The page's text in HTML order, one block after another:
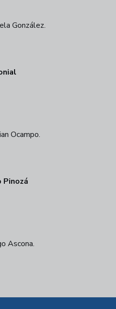
González.
Ocampo.
Pinozá
Ascona.